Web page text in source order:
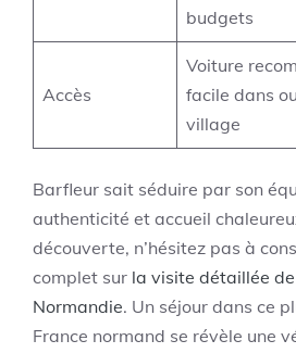
budgets
Accès
Voiture
facile dans
village
Barfleur sait séduire par son
authenticité et accueil
découverte, n’hésitez pas à
complet sur la visite détaillée
Normandie. Un séjour dans ce
France normand se révèle une